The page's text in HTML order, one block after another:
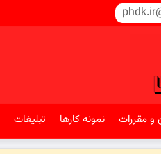
و مقررات نمونه کارها تبلیغات